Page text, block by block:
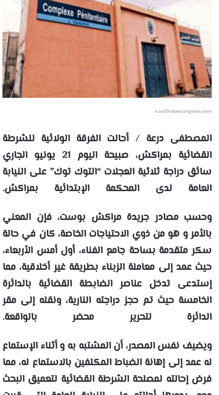
worldwatercongress.com
المصطفى درعة /أحالت الفرقة الولائية للشرطة
القضائية بمراكش، صبيحة اليوم 21 يونيو الجاري
سائق دراجة ثلاثية العجلات “التوك توك” على النيابة
العامة لدى المحكمة الإبتدائية بمراكش.
وحسب مصادر جريدة مراكش بوست، فإن المعني
بالأمر و هو من ذوي الاحتياجات الخاصة، كان في حالة
سكر متقدمة بساحة جامع الفناء، أول أمس الأربعاء،
حيث عمد إلى معاملة الزبناء بطريقة غير أخلاقية، مما
إستدعى تدخل عناصر الضابطة القضائية بالدائرة
الخامسة حيث تم حجز دراجته النارية، ونقله إلى مقر
الدائرة لتحرير محضر بالواقعة.
ويضيف نفس المصدر، أن المشتبه به و أثناء الإستماع
له عمد إلى إهانة الضباط المكلفين بالاستماع له، مما
فرض إحالته لمصلحة الشرطة القضائية لتعميق البحث